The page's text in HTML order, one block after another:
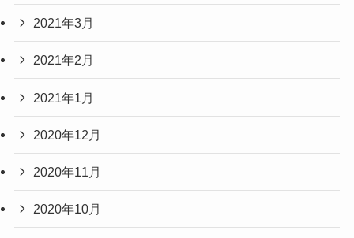
2021年3月
2021年2月
2021年1月
2020年12月
2020年11月
2020年10月